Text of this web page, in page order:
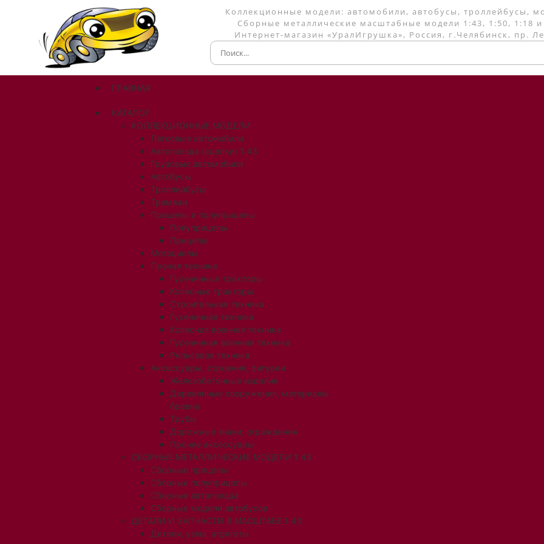
Коллекционные модели: автомобили, автобусы, троллейбусы,
Сборные металлические масштабные модели 1:43, 1:50, 1:18 и
Интернет-магазин «УралИгрушка», Россия, г.Челябинск, пр.
ГЛАВНАЯ
КАТАЛОГ
КОЛЛЕКЦИОННЫЕ МОДЕЛИ
Легковые автомобили
Автопоезда (сцепки) 1:43
Грузовые автомобили
Автобусы
Троллейбусы
Трамваи
Прицепы и полуприцепы
Полуприцепы
Прицепы
Мотоциклы
Прочая техника
Гусеничные тракторы
Колесные тракторы
Строительная техника
Гусеничная техника
Колесная военная техника
Гусеничная военная техника
Рельсовая техника
Аксессуары, строения, фигурки
Железобетонные изделия
Деревянные сооружения, материалы,
бревна
Трубы
Дорожные знаки, ограждения
Прочие аксессуары
СБОРНЫЕ МЕТАЛЛИЧЕСКИЕ МОДЕЛИ 1:43
Сборные прицепы
Сборные полуприцепы
Сборные автопоезда
Сборные модели автобусов
ДЕТАЛИ И ЗАПЧАСТИ В МАСШТАБЕ 1:43
Детали, узлы, агрегаты